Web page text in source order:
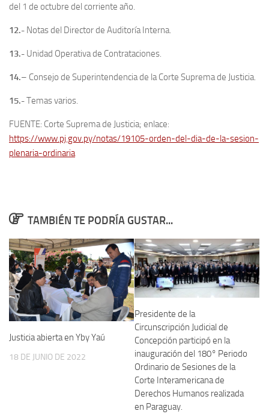
del 1 de octubre del corriente año.
12.- Notas del Director de Auditoría Interna.
13.- Unidad Operativa de Contrataciones.
14.– Consejo de Superintendencia de la Corte Suprema de Justicia.
15.-Temas varios.
FUENTE: Corte Suprema de Justicia; enlace:
https://www.pj.gov.py/notas/19105-orden-del-dia-de-la-sesion-
plenaria-ordinaria
TAMBIÉN TE PODRÍA GUSTAR...
Justicia abierta en Yby Yaú
18 DE JUNIO DE 2022
Presidente de la
Circunscripción Judicial de
Concepción participó en la
inauguración del 180° Periodo
Ordinario de Sesiones de la
Corte Interamericana de
Derechos Humanos realizada
en Paraguay.